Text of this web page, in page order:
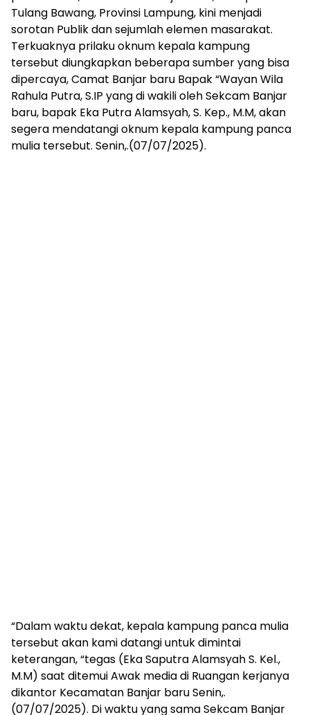
Tulang Bawang, Provinsi Lampung, kini menjadi
sorotan Publik dan sejumlah elemen masarakat.
Terkuaknya prilaku oknum kepala kampung
tersebut diungkapkan beberapa sumber yang bisa
dipercaya, Camat Banjar baru Bapak “Wayan Wila
Rahula Putra, S.IP yang di wakili oleh Sekcam Banjar
baru, bapak Eka Putra Alamsyah, S. Kep., M.M, akan
segera mendatangi oknum kepala kampung panca
mulia tersebut. Senin,.(07/07/2025).
“Dalam waktu dekat, kepala kampung panca mulia
tersebut akan kami datangi untuk dimintai
keterangan, “tegas (Eka Saputra Alamsyah S. Kel.,
M.M) saat ditemui Awak media di Ruangan kerjanya
dikantor Kecamatan Banjar baru Senin,.
(07/07/2025). Di waktu yang sama Sekcam Banjar